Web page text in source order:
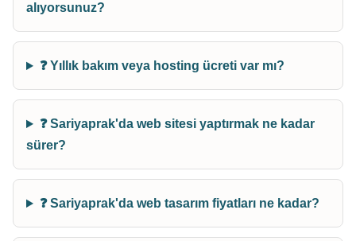
alıyorsunuz?
❓ Yıllık bakım veya hosting ücreti var mı?
❓ Sariyaprak'da web sitesi yaptırmak ne kadar
sürer?
❓ Sariyaprak'da web tasarım fiyatları ne kadar?